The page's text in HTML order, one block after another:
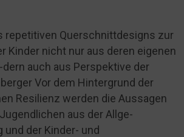
repetitiven Querschnittdesigns zur
Kinder nicht nur aus deren eigenen
auch aus Perspektive der
Vor dem Hintergrund der
Resilienz werden die Aussagen
aus der Allge-
und der Kinder- und